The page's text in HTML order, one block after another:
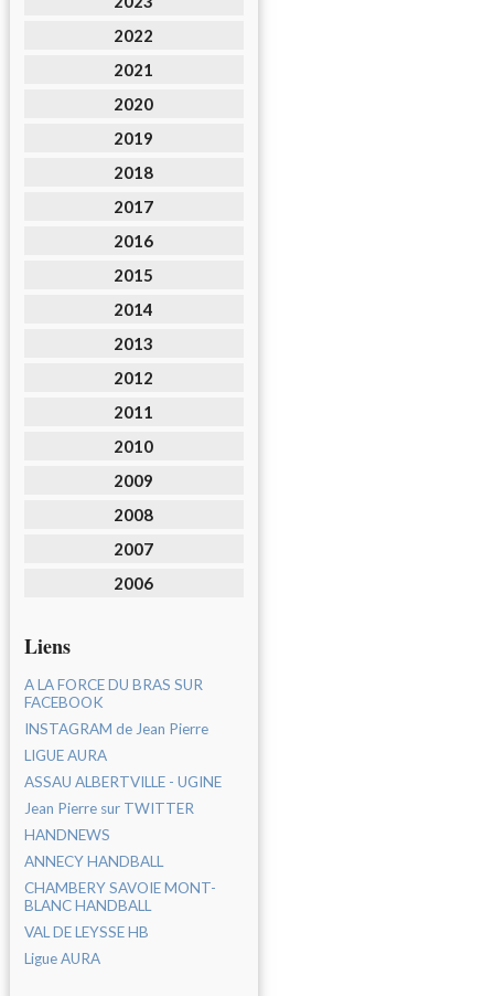
2022
2021
2020
2019
2018
2017
2016
2015
2014
2013
2012
2011
2010
2009
2008
2007
2006
Liens
A LA FORCE DU BRAS SUR
FACEBOOK
INSTAGRAM de Jean Pierre
LIGUE AURA
ASSAU ALBERTVILLE - UGINE
Jean Pierre sur TWITTER
HANDNEWS
ANNECY HANDBALL
CHAMBERY SAVOIE MONT-
BLANC HANDBALL
VAL DE LEYSSE HB
Ligue AURA